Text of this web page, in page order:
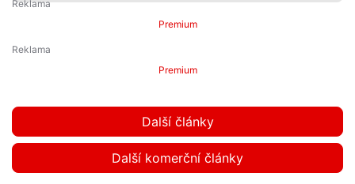
Premium
Premium
Další články
Další komerční články